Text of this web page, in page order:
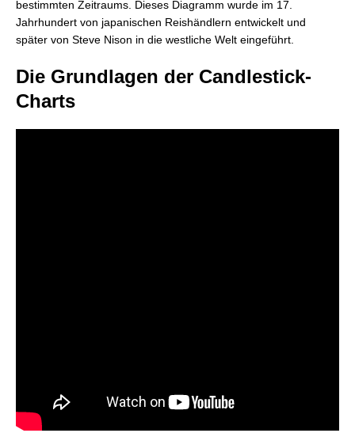
bestimmten Zeitraums. Dieses Diagramm wurde im 17.
Jahrhundert von japanischen Reishändlern entwickelt und
später von Steve Nison in die westliche Welt eingeführt.
Die Grundlagen der Candlestick-
Charts